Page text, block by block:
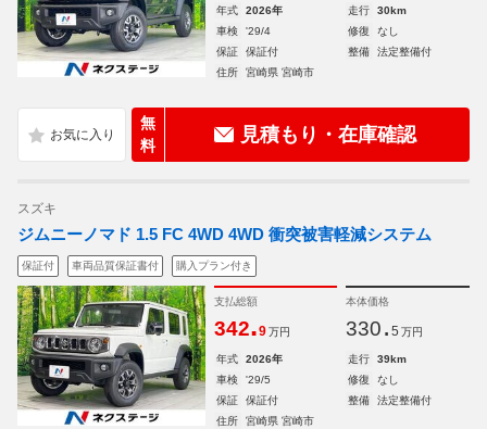
年式 2026年 走行
30km
車検
'29/4 修復
なし
保証
保証付 整備
法定整備付
住所
宮崎県 宮崎市
無
料
見積もり・在庫確認
スズキ
ジムニーノマド 1.5 FC 4WD 4WD 衝突被害軽減システム
保証付 車両品質保証書付 購入プラン付き
支払総額
342.9 万円
本体価格
330. 5 万円
年式 2026年 走行
39km
車検
'29/5 修復
なし
保証
保証付 整備
法定整備付
住所
宮崎県 宮崎市